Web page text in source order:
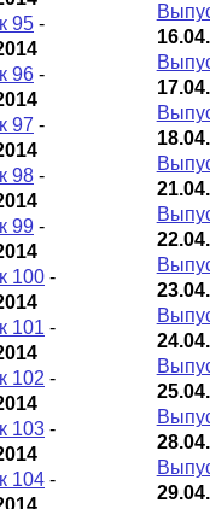
95 -
96 -
97 -
98 -
99 -
100 -
101 -
102 -
103 -
104 -